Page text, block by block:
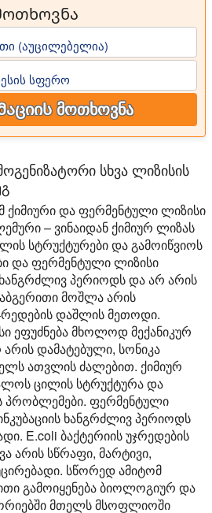
(აუცილებელია)
სფერო
მოთხოვნა
სხვა ლიზისის
ქიმიური და ფერმენტული ლიზისი
– ვინაიდან ქიმიურ ლიზას
სტრუქტურები და გამოიწვიოს
და ფერმენტული ლიზისი
პერიოდს და არ არის
მოშლა არის
დაშლის მეთოდი.
ეფუძნება მხოლოდ მექანიკურ
არის დამატებული, სონიკა
ათვლის ძალებით. ქიმიურ
ცილის სტრუქტურა და
პრობლემები. ფერმენტული
ხანგრძლივ პერიოდს
E.coli ბაქტერიის უჯრედების
არის სწრაფი, მარტივი,
სწორედ ამიტომ
გამოიყენება ბიოლოგიურ და
მთელს მსოფლიოში